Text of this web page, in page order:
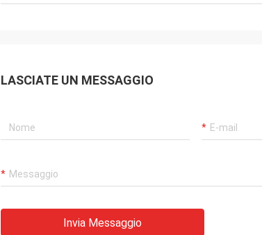
LASCIATE UN MESSAGGIO
Invia Messaggio